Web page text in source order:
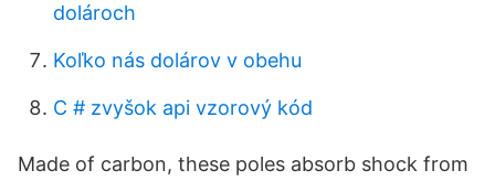
dolároch
Koľko nás dolárov v obehu
C # zvyšok api vzorový kód
Made of carbon, these poles absorb shock from